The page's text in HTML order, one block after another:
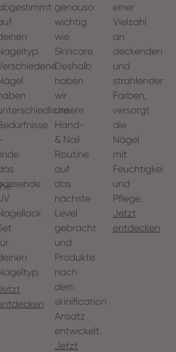
genauso
wichtig
wie
Skincare.
Deshalb
haben
wir
unsere
Hand-
& Nail
Routine
auf
das
nächste
Level
gebracht
und
Produkte
nach
dem
skinification
Ansatz
entwickelt.
Jetzt
einer
Vielzahl
an
deckenden
und
strahlenden
Farben,
versorgt
die
Nägel
mit
Feuchtigkeit
und
Pflege.
Jetzt
entdecken